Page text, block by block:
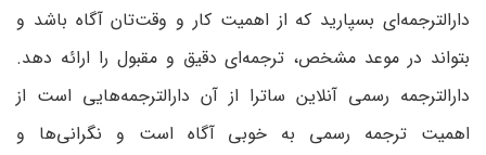
دارالترجمه‌ای بسپارید که از اهمیت کار و وقت‌تان آگاه باشد و
بتواند در موعد مشخص، ترجمه‌ای دقیق و مقبول را ارائه دهد.
دارالترجمه رسمی آنلاین ساترا از آن دارالترجمه‌هایی است از
اهمیت ترجمه رسمی به خوبی آگاه است و نگرانی‌ها و